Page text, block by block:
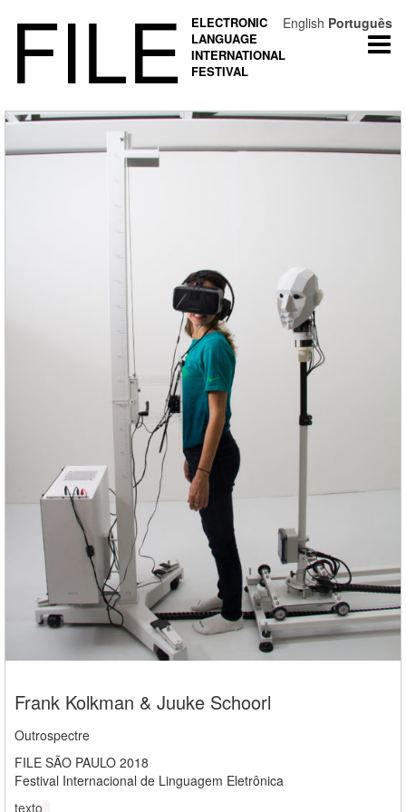
FILE
ELECTRONIC
LANGUAGE
INTERNATIONAL
FESTIVAL
Frank Kolkman & Juuke Schoorl
Outrospectre
FILE SÃO PAULO 2018
Festival Internacional de Linguagem Eletrônica
texto
English Português